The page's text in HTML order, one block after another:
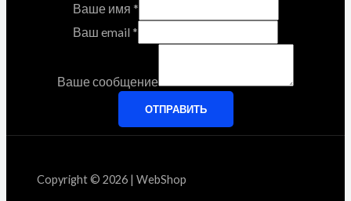
Ваше имя *
Ваш email *
Ваше сообщение
ОТПРАВИТЬ
Copyright © 2026 | WebShop